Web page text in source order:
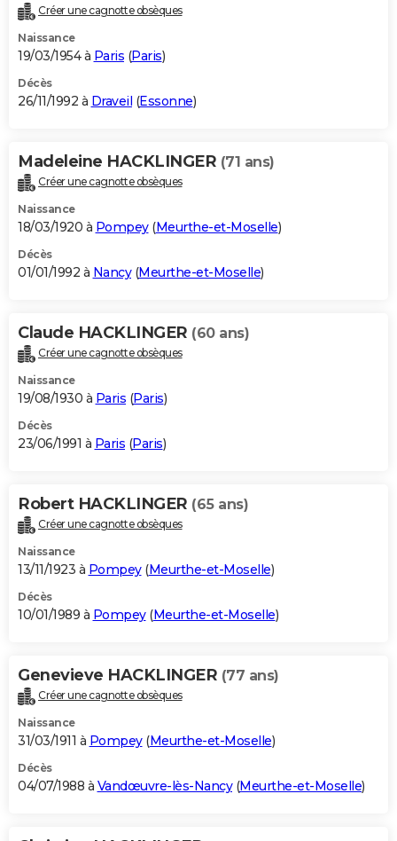
Créer une cagnotte obsèques
Naissance
19/03/1954 à Paris (Paris)
Décès
26/11/1992 à Draveil (Essonne)
Madeleine HACKLINGER (71 ans)
Créer une cagnotte obsèques
Naissance
18/03/1920 à Pompey(Meurthe-et-Moselle)
Décès
01/01/1992 à Nancy(Meurthe-et-Moselle)
Claude HACKLINGER (60 ans)
Créer une cagnotte obsèques
Naissance
19/08/1930 à Paris (Paris)
Décès
23/06/1991 à Paris (Paris)
Robert HACKLINGER (65 ans)
Créer une cagnotte obsèques
Naissance
13/11/1923 à Pompey(Meurthe-et-Moselle)
Décès
10/01/1989 à Pompey(Meurthe-et-Moselle)
Genevieve HACKLINGER (77 ans)
Créer une cagnotte obsèques
Naissance
31/03/1911 à Pompey(Meurthe-et-Moselle)
Décès
04/07/1988 à Vandœuvre-lès-Nancy(Meurthe-et-Moselle)